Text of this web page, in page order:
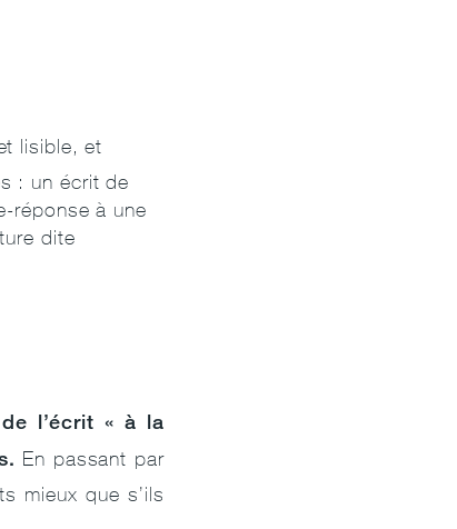
lisible, et
: un écrit de
réponse à une
dite
l’écrit « à la
En passant par
mieux que s’ils